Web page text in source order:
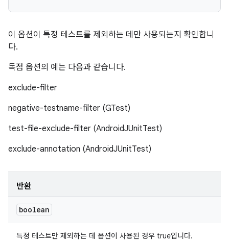
이 옵션이 특정 테스트를 제외하는 데만 사용되는지 확인합니
다.
독점 옵션의 예는 다음과 같습니다.
exclude-filter
negative-testname-filter (GTest)
test-file-exclude-filter (AndroidJUnitTest)
exclude-annotation (AndroidJUnitTest)
반환
boolean
특정 테스트만 제외하는 데 옵션이 사용된 경우 true입니다.